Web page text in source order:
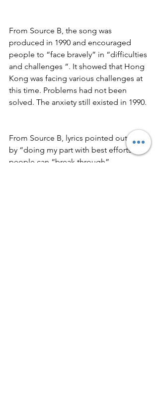
From Source B, the song was
produced in 1990 and encouraged
people to “face bravely” in “difficulties
and challenges “. It showed that Hong
Kong was facing various challenges at
this time. Problems had not been
solved. The anxiety still existed in 1990.
From Source B, lyrics pointed out that
by “doing my part with best efforts”,
people can “break through”